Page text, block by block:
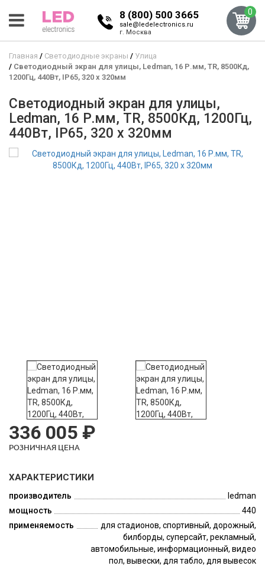
8 (800) 500 3665
sale@ledelectronics.ru
г. Москва
0
Главная Светодиодные экраны
Улица
Светодиодный экран для улицы, Ledman, 16 Р.мм, TR, 8500Кд,
1200Гц, 440Вт, IP65, 320 x 320мм
Светодиодный экран для улицы,
Ledman, 16 Р.мм, TR, 8500Кд, 1200Гц,
440Вт, IP65, 320 x 320мм
336 005 ₽
РОЗНИЧНАЯ ЦЕНА
ХАРАКТЕРИСТИКИ
производитель
ledman
мощность
440
применяемость
для стадионов, спортивный, дорожный,
билборды, суперсайт, рекламный,
автомобильные, информационный, видео
пол, вывески, для табло, для вывесок